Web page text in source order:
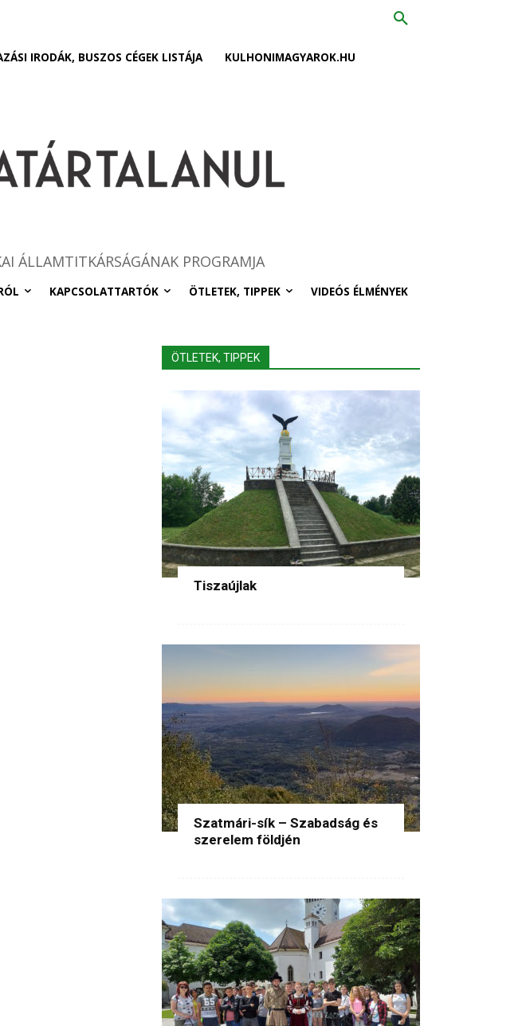
IRODÁK, BUSZOS CÉGEK LISTÁJA KULHONIMAGYAROK.HU
ÁLLAMTITKÁRSÁGÁNAK PROGRAMJA
KAPCSOLATTARTÓK ÖTLETEK, TIPPEK VIDEÓS ÉLMÉNYEK
ÖTLETEK, TIPPEK
Tiszaújlak
Szatmári-sík – Szabadság és
szerelem földjén